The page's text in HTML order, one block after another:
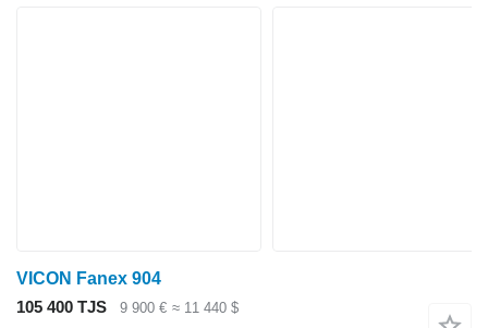
VICON Fanex 904
105 400 TJS
9 900 € ≈ 11 440 $